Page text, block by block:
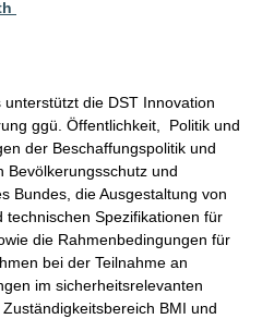
die DST Innovation
ggü. Öffentlichkeit,  Politik und
der Beschaffungspolitik und
Bevölkerungsschutz und
Bundes, die Ausgestaltung von
technischen Spezifikationen für
die Rahmenbedingungen für
bei der Teilnahme an
im sicherheitsrelevanten
BMI und